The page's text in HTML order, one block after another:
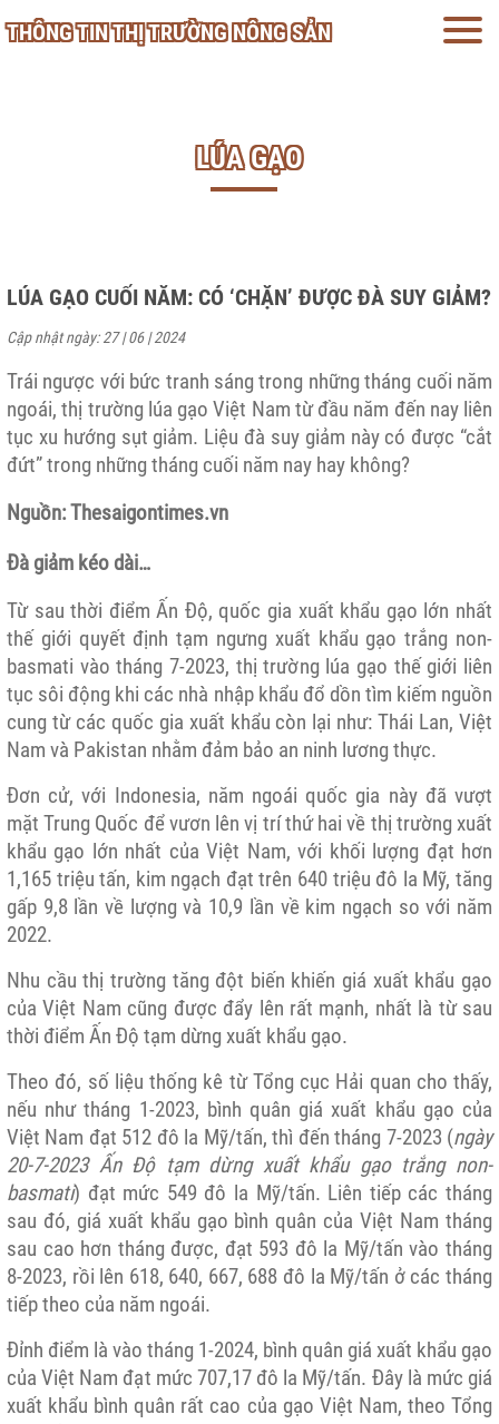
THÔNG TIN THỊ TRƯỜNG NÔNG SẢN
LÚA GẠO
LÚA GẠO CUỐI NĂM: CÓ ‘CHẶN’ ĐƯỢC ĐÀ SUY GIẢM?
Cập nhật ngày: 27 | 06 | 2024
Trái ngược với bức tranh sáng trong những tháng cuối năm
ngoái, thị trường lúa gạo Việt Nam từ đầu năm đến nay liên
tục xu hướng sụt giảm. Liệu đà suy giảm này có được “cắt
đứt” trong những tháng cuối năm nay hay không?
Nguồn: Thesaigontimes.vn
Đà giảm kéo dài…
Từ sau thời điểm Ấn Độ, quốc gia xuất khẩu gạo lớn nhất
thế giới quyết định tạm ngưng xuất khẩu gạo trắng non-
basmati vào tháng 7-2023, thị trường lúa gạo thế giới liên
tục sôi động khi các nhà nhập khẩu đổ dồn tìm kiếm nguồn
cung từ các quốc gia xuất khẩu còn lại như: Thái Lan, Việt
Nam và Pakistan nhằm đảm bảo an ninh lương thực.
Đơn cử, với Indonesia, năm ngoái quốc gia này đã vượt
mặt Trung Quốc để vươn lên vị trí thứ hai về thị trường xuất
khẩu gạo lớn nhất của Việt Nam, với khối lượng đạt hơn
1,165 triệu tấn, kim ngạch đạt trên 640 triệu đô la Mỹ, tăng
gấp 9,8 lần về lượng và 10,9 lần về kim ngạch so với năm
2022.
Nhu cầu thị trường tăng đột biến khiến giá xuất khẩu gạo
của Việt Nam cũng được đẩy lên rất mạnh, nhất là từ sau
thời điểm Ấn Độ tạm dừng xuất khẩu gạo.
Theo đó, số liệu thống kê từ Tổng cục Hải quan cho thấy,
nếu như tháng 1-2023, bình quân giá xuất khẩu gạo của
Việt Nam đạt 512 đô la Mỹ/tấn, thì đến tháng 7-2023 (ngày
20-7-2023 Ấn Độ tạm dừng xuất khẩu gạo trắng non-
basmati) đạt mức 549 đô la Mỹ/tấn. Liên tiếp các tháng
sau đó, giá xuất khẩu gạo bình quân của Việt Nam tháng
sau cao hơn tháng được, đạt 593 đô la Mỹ/tấn vào tháng
8-2023, rồi lên 618, 640, 667, 688 đô la Mỹ/tấn ở các tháng
tiếp theo của năm ngoái.
Đỉnh điểm là vào tháng 1-2024, bình quân giá xuất khẩu gạo
của Việt Nam đạt mức 707,17 đô la Mỹ/tấn. Đây là mức giá
xuất khẩu bình quân rất cao của gạo Việt Nam, theo Tổng